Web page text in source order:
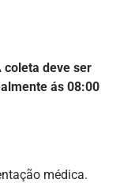
coleta deve ser
ás 08:00
médica.